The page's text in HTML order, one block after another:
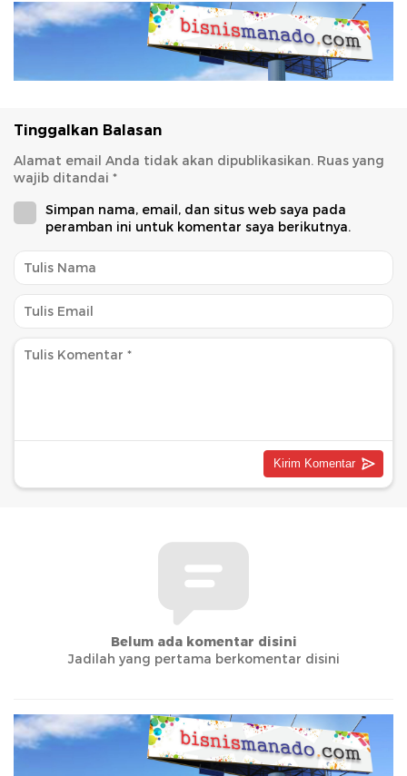
Tinggalkan Balasan
Alamat email Anda tidak akan dipublikasikan. Ruas yang
wajib ditandai *
Simpan nama, email, dan situs web saya pada
peramban ini untuk komentar saya berikutnya.
Belum ada komentar disini
Jadilah yang pertama berkomentar disini